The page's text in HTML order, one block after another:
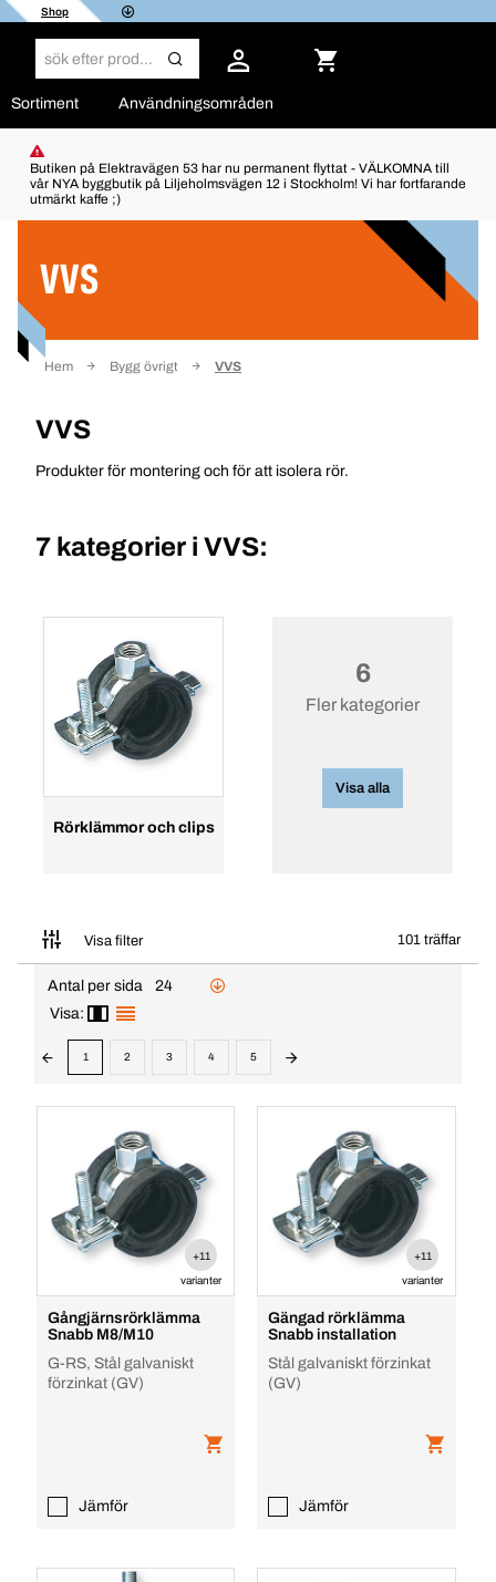
Shop
Sortiment Användningsområden
Butiken på Elektravägen 53 har nu permanent flyttat - VÄLKOMNA till
vår NYA byggbutik på Liljeholmsvägen 12 i Stockholm! Vi har fortfarande
utmärkt kaffe ;)
VVS
Hem Bygg övrigt VVS
VVS
Produkter för montering och för att isolera rör.
7 kategorier i VVS:
Rörklämmor och clips
6
Fler kategorier
Visa alla
Visa filter 101 träffar
Filter
Antal per sida
24
Visa:
1 2 3 4 5
+11
varianter
Gångjärnsrörklämma
Snabb M8/M10
G-RS, Stål galvaniskt
förzinkat (GV)
Jämför
+11
varianter
Gängad rörklämma
Snabb installation
Stål galvaniskt förzinkat
(GV)
Jämför